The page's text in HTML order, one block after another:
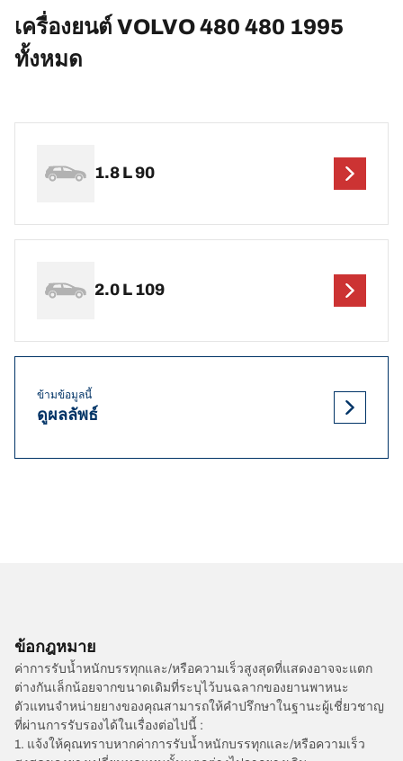
เครื่องยนต์ VOLVO 480 480 1995
ทั้งหมด
1.8 L 90
2.0 L 109
ข้ามข้อมูลนี้
ดูผลลัพธ์
ข้อกฎหมาย
ค่าการรับน้ำหนักบรรทุกและ/หรือความเร็วสูงสุดที่แสดงอาจจะแตก
ต่างกันเล็กน้อยจากขนาดเดิมที่ระบุไว้บนฉลากของยานพาหนะ
ตัวแทนจำหน่ายยางของคุณสามารถให้คำปรึกษาในฐานะผู้เชี่ยวชาญ
ที่ผ่านการรับรองได้ในเรื่องต่อไปนี้ :
1. แจ้งให้คุณทราบหากค่าการรับน้ำหนักบรรทุกและ/หรือความเร็ว